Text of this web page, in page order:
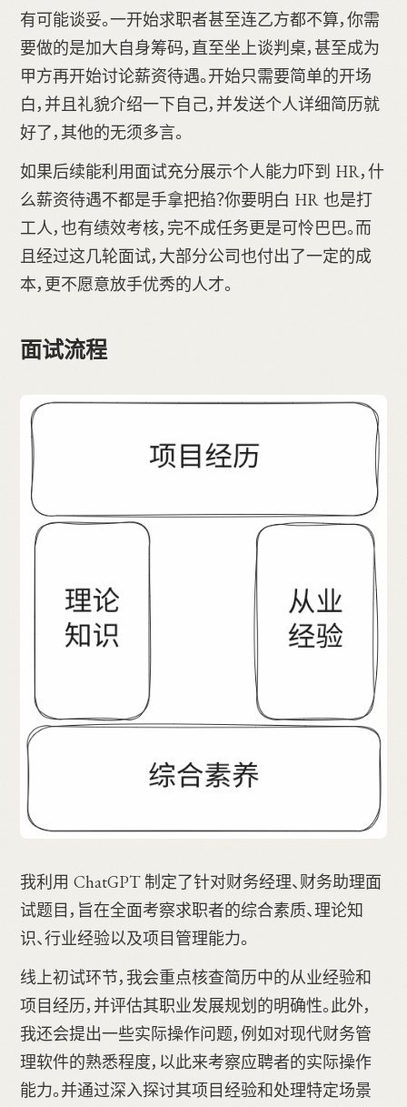
有可能谈妥。一开始求职者甚至连乙方都不算，你需
要做的是加大自身筹码，直至坐上谈判桌，甚至成为
甲方再开始讨论薪资待遇。开始只需要简单的开场
白，并且礼貌介绍一下自己，并发送个人详细简历就
好了，其他的无须多言。
如果后续能利用面试充分展示个人能力吓到 HR，什
么薪资待遇不都是手拿把掐？你要明白 HR 也是打
工人，也有绩效考核，完不成任务更是可怜巴巴。而
且经过这几轮面试，大部分公司也付出了一定的成
本，更不愿意放手优秀的人才。
面试流程
我利用 ChatGPT 制定了针对财务经理、财务助理面
试题目，旨在全面考察求职者的综合素质、理论知
识、行业经验以及项目管理能力。
线上初试环节，我会重点核查简历中的从业经验和
项目经历，并评估其职业发展规划的明确性。此外，
我还会提出一些实际操作问题，例如对现代财务管
理软件的熟悉程度，以此来考察应聘者的实际操作
能力。并通过深入探讨其项目经验和处理特定场景